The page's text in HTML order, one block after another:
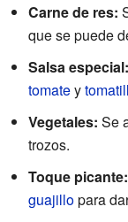
Carne de res:
que se puede
Salsa especial:
tomatey
Vegetales: Se
trozos.
Toque picante:
guajillopara